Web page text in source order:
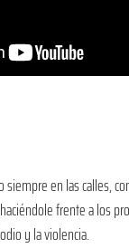
en las calles,
frente a los
y la violencia.